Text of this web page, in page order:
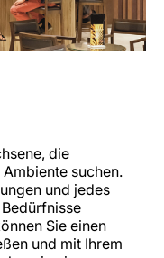
die
suchen.
und jedes
Sie einen
und mit Ihrem